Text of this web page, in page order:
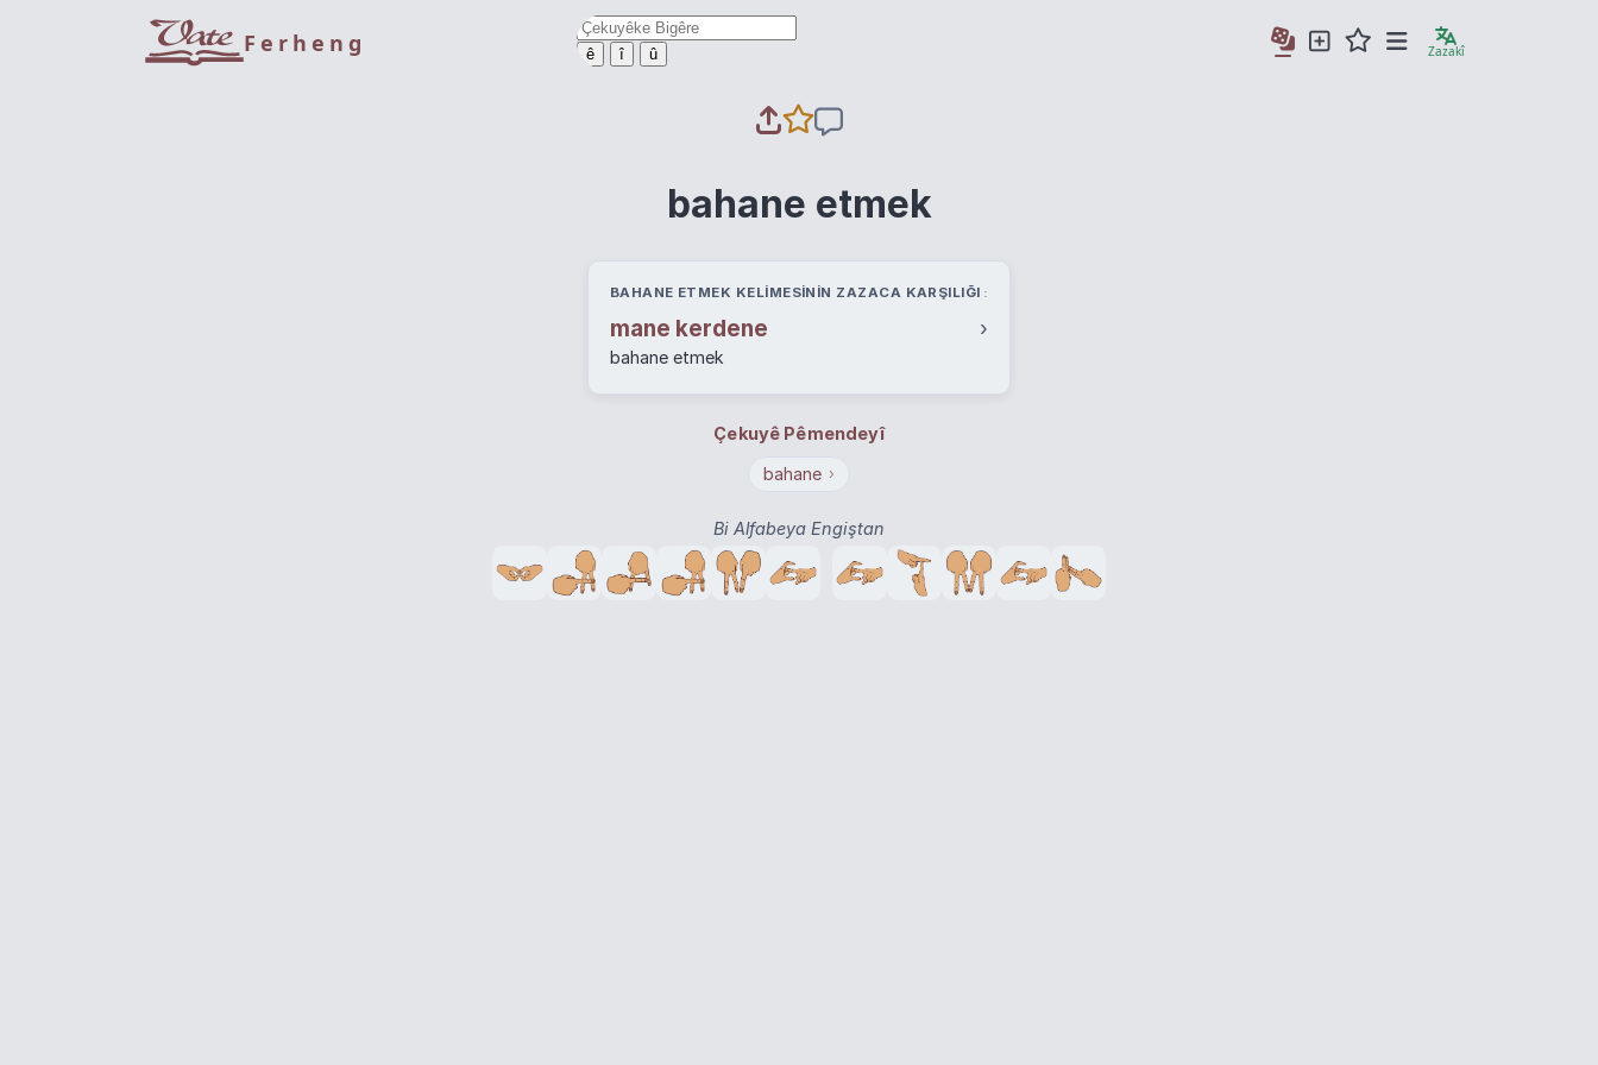
Ferheng ê î û Zazakî
bahane etmek
BAHANE ETMEK KELIMESININ ZAZACA KARŞILIĞI
mane kerdene ›
bahane etmek
Çekuyê Pêmendeyî
bahane ›
Bi Alfabeya Engiştan